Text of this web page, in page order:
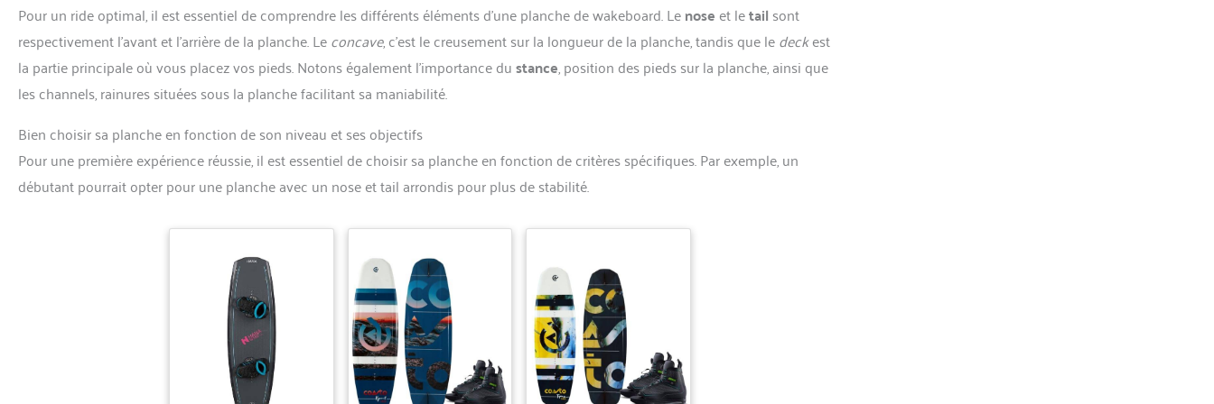
Pour un ride optimal, il est essentiel de comprendre les différents éléments d’une planche de wakeboard. Lenose et letail sont
respectivement l’avant et l’arrière de la planche. Leconcave, c’est le creusement sur la longueur de la planche, tandis que ledeckest
la partie principale où vous placez vos pieds. Notons également l’importance dustance, position des pieds sur la planche, ainsi que
les channels, rainures situées sous la planche facilitant sa maniabilité.
Bien choisir sa planche en fonction de son niveau et ses objectifs
Pour une première expérience réussie, il est essentiel de choisir sa planche en fonction de critères spécifiques. Par exemple, un
débutant pourrait opter pour une planche avec un nose et tail arrondis pour plus de stabilité.